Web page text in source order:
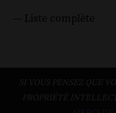
--- Liste complète